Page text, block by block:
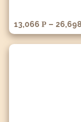
13,066 Р – 26,698